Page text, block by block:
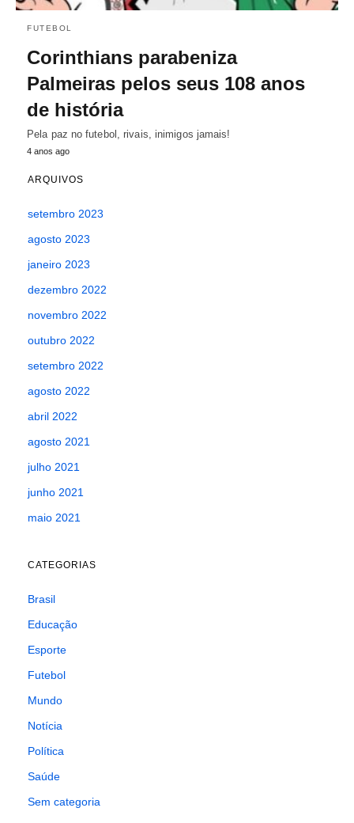
FUTEBOL
Corinthians parabeniza
Palmeiras pelos seus 108 anos
de história
Pela paz no futebol, rivais, inimigos jamais!
4 anos ago
ARQUIVOS
setembro 2023
agosto 2023
janeiro 2023
dezembro 2022
novembro 2022
outubro 2022
setembro 2022
agosto 2022
abril 2022
agosto 2021
julho 2021
junho 2021
maio 2021
CATEGORIAS
Brasil
Educação
Esporte
Futebol
Mundo
Notícia
Política
Saúde
Sem categoria